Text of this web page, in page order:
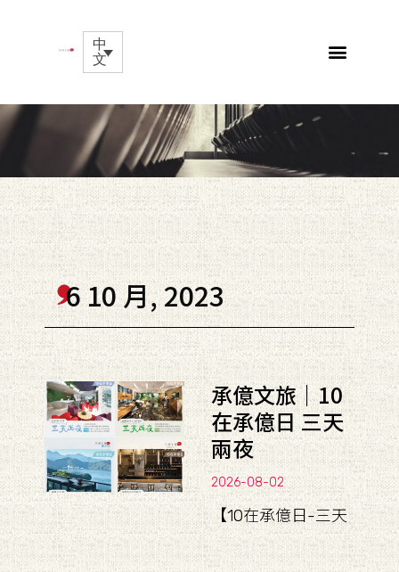
中
文
6 10 月, 2023
承億文旅｜10
在承億日 三天
兩夜
2026-08-02
【10在承億日-三天